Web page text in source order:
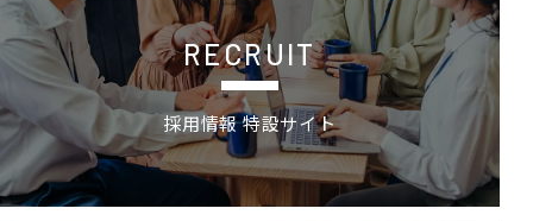
RECRUIT
採用情報 特設サイト